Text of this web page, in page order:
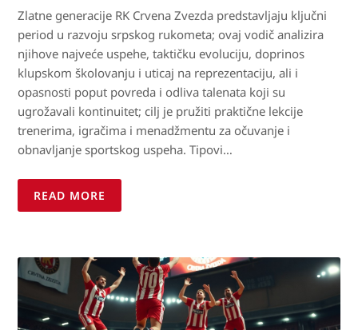
Zlatne generacije RK Crvena Zvezda predstavljaju ključni
period u razvoju srpskog rukometa; ovaj vodič analizira
njihove najveće uspehe, taktičku evoluciju, doprinos
klupskom školovanju i uticaj na reprezentaciju, ali i
opasnosti poput povreda i odliva talenata koji su
ugrožavali kontinuitet; cilj je pružiti praktične lekcije
trenerima, igračima i menadžmentu za očuvanje i
obnavljanje sportskog uspeha. Tipovi…
READ MORE